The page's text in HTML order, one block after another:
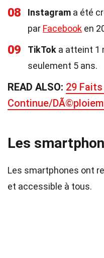
08 Instagram a été
par Facebook en
09 TikTok a atteint 1
seulement 5 ans.
READ ALSO: 29
Continue/
Les
Les smartphones ont
et accessible à tous.